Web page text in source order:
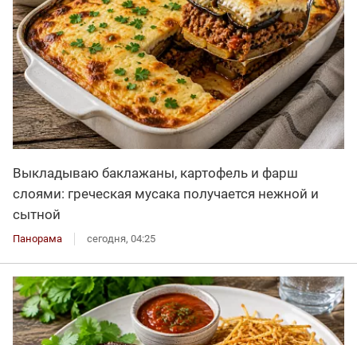
Выкладываю баклажаны, картофель и фарш
слоями: греческая мусака получается нежной и
сытной
Панорама сегодня, 04:25